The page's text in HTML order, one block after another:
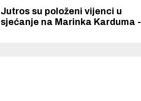
Jutros su položeni vijenci u
sjećanje na Marinka Karduma -